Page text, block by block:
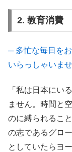
2. 教育消費
─ 多忙な毎日を
いらっしゃいませ
「私は日本にい
ません。時間と
のに縛られるこ
の志であるグロ
としていたらヨ